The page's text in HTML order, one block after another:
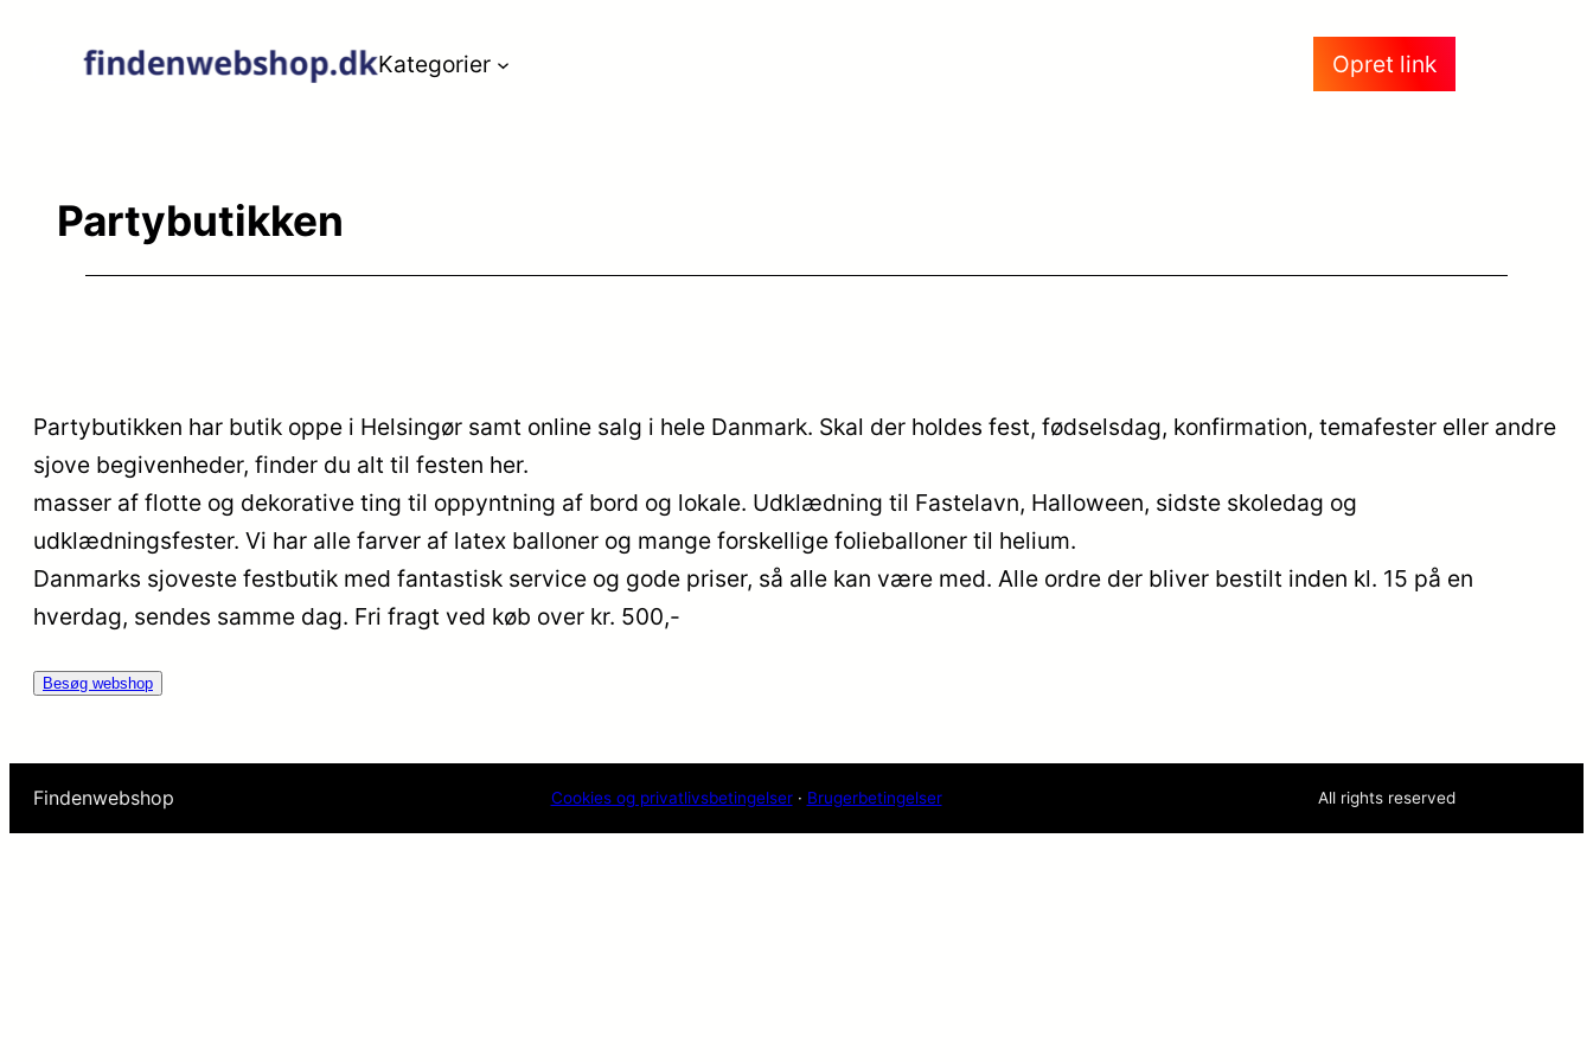
Kategorier Opret link
Partybutikken
Partybutikken har butik oppe i Helsingør samt online salg i hele Danmark. Skal der holdes fest, fødselsdag, konfirmation, temafester eller andre
sjove begivenheder, finder du alt til festen her.
masser af flotte og dekorative ting til oppyntning af bord og lokale. Udklædning til Fastelavn, Halloween, sidste skoledag og
udklædningsfester. Vi har alle farver af latex balloner og mange forskellige folieballoner til helium.
Danmarks sjoveste festbutik med fantastisk service og gode priser, så alle kan være med. Alle ordre der bliver bestilt inden kl. 15 på en
hverdag, sendes samme dag. Fri fragt ved køb over kr. 500,-
Besøg webshop
Findenwebshop Cookies og privatlivsbetingelser· Brugerbetingelser All rights reserved